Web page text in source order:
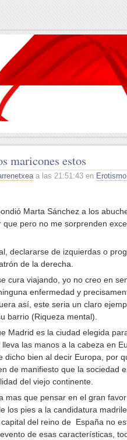
maricones estos
a las 21:51:43 en
Marta Sánchez a los
que pero no me sorprenden
declararse de izquierdas o
de la derecha.
cura viajando, yo no creo en
enfermedad y
así, este seria un claro
barrio (Riqueza mental).
Madrid es la ciudad elegida
las manos a la cabeza en
dicho bien al decir Europa, por
de manifiesto que la sociedad
del viejo continente.
mas que pensar en el gran
los pies a la candidatura
del reino de España no
de esas características,